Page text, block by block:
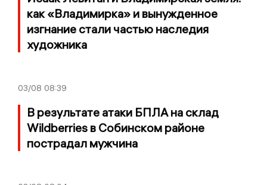
как «Владимирка» и вынужденное
изгнание стали частью наследия
художника
03/08 08:39
В результате атаки БПЛА на склад
Wildberries в Собинском районе
пострадал мужчина